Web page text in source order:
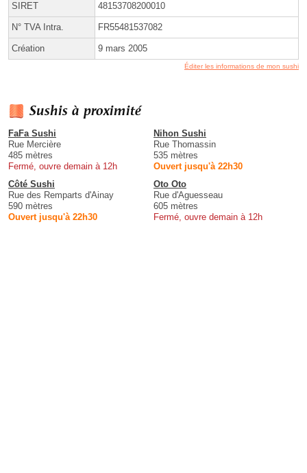
SIRET 48153708200010
N° TVA Intra. FR55481537082
Création 9 mars 2005
Éditer les informations de mon sushi
Sushis à proximité
FaFa Sushi
Rue Mercière
485 mètres
Fermé, ouvre demain à 12h
Nihon Sushi
Rue Thomassin
535 mètres
Ouvert jusqu'à 22h30
Côté Sushi
Rue des Remparts d'Ainay
590 mètres
Ouvert jusqu'à 22h30
Oto Oto
Rue d'Aguesseau
605 mètres
Fermé, ouvre demain à 12h